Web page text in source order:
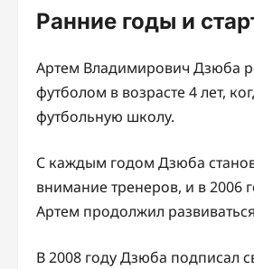
Ранние годы и
Артем Владимирович Дзюба
футболом в возрасте 4 лет,
футбольную школу.
С каждым годом Дзюба
внимание тренеров, и в
Артем продолжил
В 2008 году Дзюба подписал